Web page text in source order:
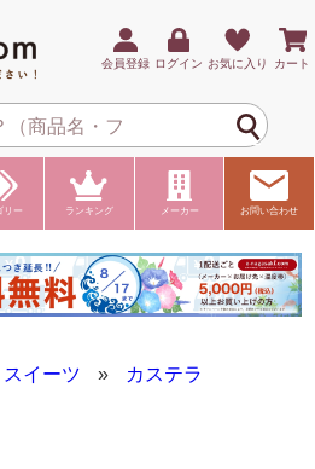
会員登録 ログイン お気に入り カート
リー ランキング メーカー お問い合わせ
イーツ »
カステラ